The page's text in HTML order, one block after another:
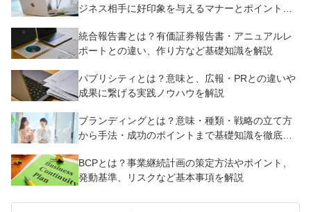
ジネス相手に好印象を与えるマナーとポイントを
統合報告書とは？有価証券報告書・アニュアルレ
ポートとの違い、作り方など基礎知識を解説
パブリシティとは？意味と、広報・PRとの違いや
成果に繋げる実践ノウハウを解説
ブランディングとは？意味・種類・戦略の立て方
から手法・成功のポイントまで基礎知識を徹底解
BCPとは？事業継続計画の策定方法やポイント、
発動基準、リスクなど基本事項を解説